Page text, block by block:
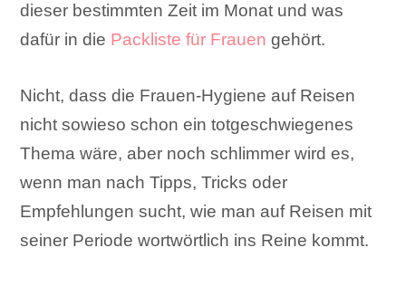
dieser bestimmten Zeit im Monat und was
dafür in die Packliste für Frauen gehört.
Nicht, dass die Frauen-Hygiene auf Reisen
nicht sowieso schon ein totgeschwiegenes
Thema wäre, aber noch schlimmer wird es,
wenn man nach Tipps, Tricks oder
Empfehlungen sucht, wie man auf Reisen mit
seiner Periode wortwörtlich ins Reine kommt.